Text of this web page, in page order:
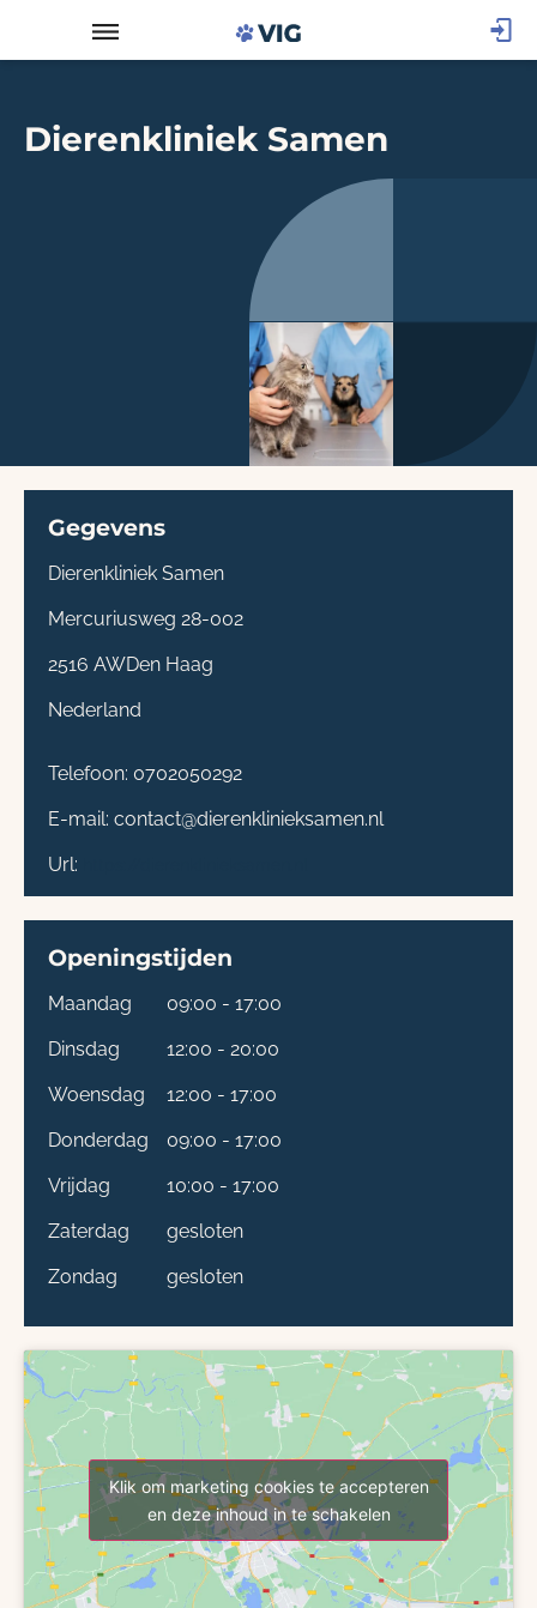
Dierenkliniek Samen
Klik om marketing cookies te accepteren
en deze inhoud in te schakelen
Gegevens
Dierenkliniek Samen
Mercuriusweg 28-002
2516 AWDen Haag
Nederland
Telefoon: 0702050292
E-mail: contact@dierenklinieksamen.nl
Url:
Openingstijden
Maandag
09:00 - 17:00
Dinsdag
12:00 - 20:00
Woensdag
12:00 - 17:00
Donderdag
09:00 - 17:00
Vrijdag
10:00 - 17:00
Zaterdag
gesloten
Zondag
gesloten